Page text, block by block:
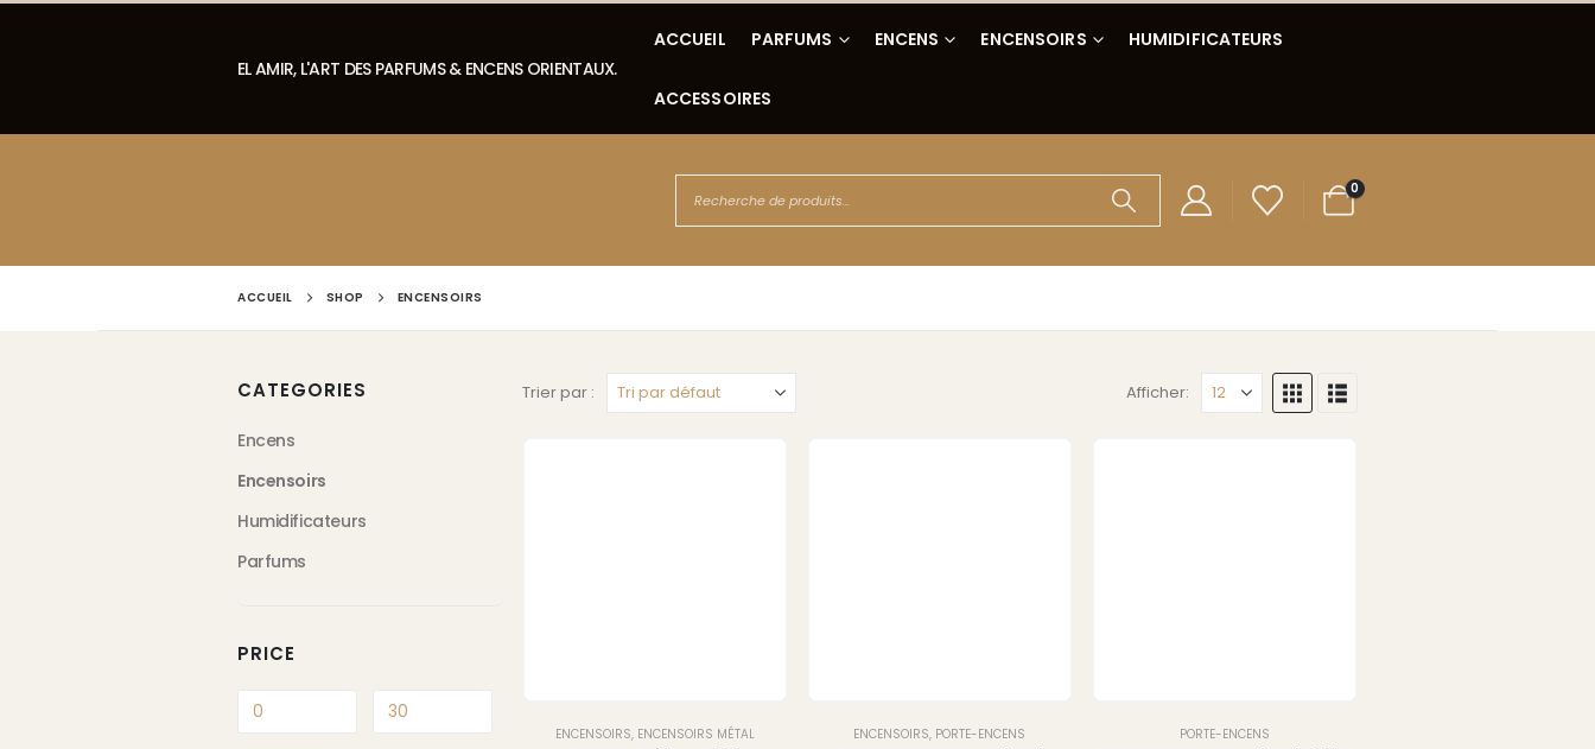
EL AMIR, L'ART DES PARFUMS & ENCENS ORIENTAUX.
ACCUEIL PARFUMS ENCENS ENCENSOIRS HUMIDIFICATEURS
ACCESSOIRES
0
ACCUEIL SHOP ENCENSOIRS
Trier par : Afficher:
ENCENSOIRS, ENCENSOIRS MÉTAL ENCENSOIRS, PORTE-ENCENS PORTE-ENCENS
CATEGORIES
Encens
Encensoirs
Humidificateurs
Parfums
PRICE